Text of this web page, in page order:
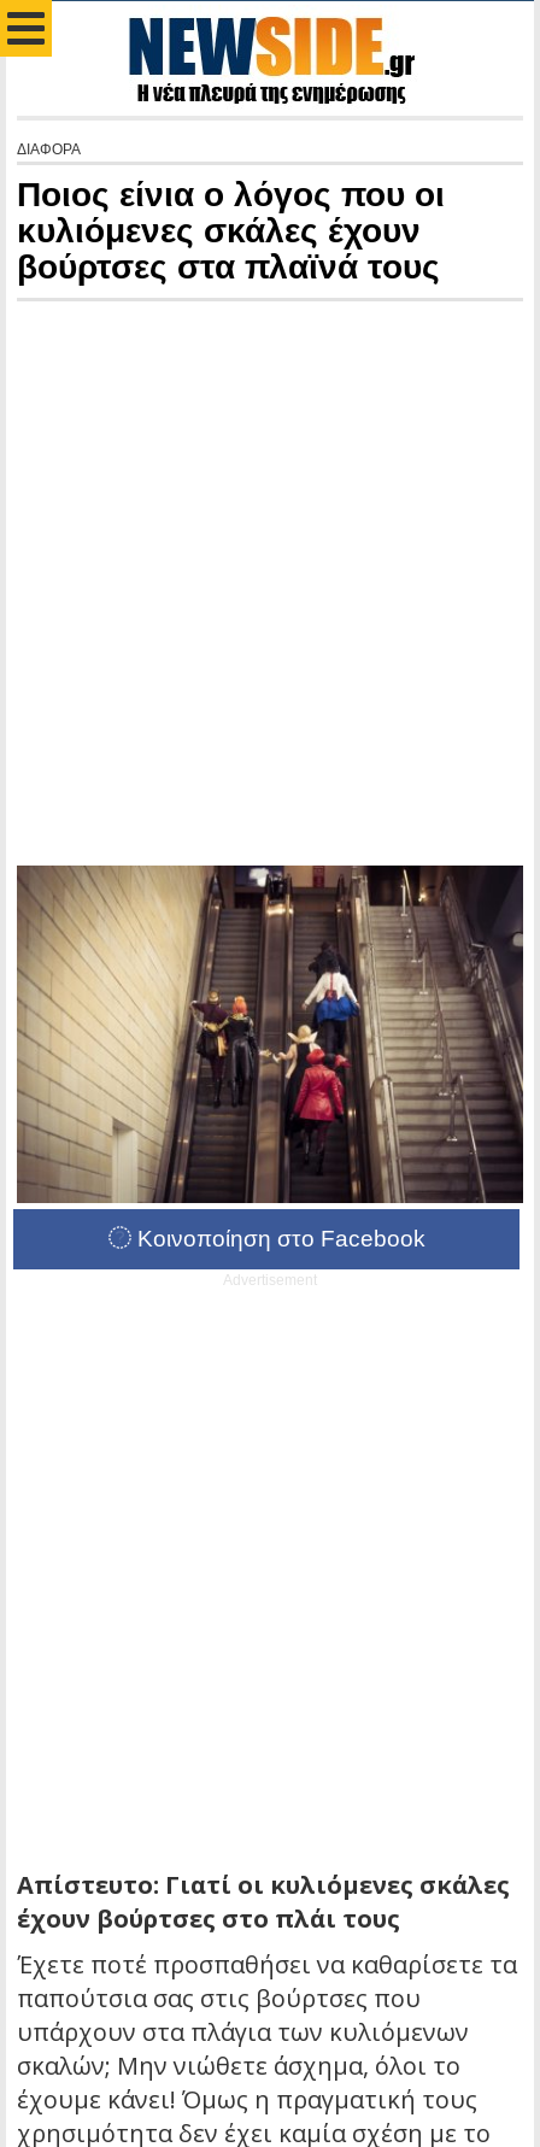
ΔΙΑΦΟΡΑ
Ποιος είνια ο λόγος που οι
κυλιόμενες σκάλες έχουν
βούρτσες στα πλαϊνά τους
Κοινοποίηση στο Facebook
Advertisement
Απίστευτο: Γιατί οι κυλιόμενες σκάλες
έχουν βούρτσες στο πλάι τους
Έχετε ποτέ προσπαθήσει να καθαρίσετε τα
παπούτσια σας στις βούρτσες που
υπάρχουν στα πλάγια των κυλιόμενων
σκαλών; Μην νιώθετε άσχημα, όλοι το
έχουμε κάνει! Όμως η πραγματική τους
χρησιμότητα δεν έχει καμία σχέση με το